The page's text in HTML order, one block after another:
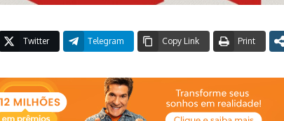
Twitter Telegram Copy Link Print